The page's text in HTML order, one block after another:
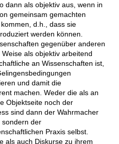
dann als objektiv aus, wenn in
gemeinsam gemachten
d.h., dass sie
werden können.
gegenüber anderen
als objektiv arbeitend
an Wissenschaften ist,
und damit die
machen. Weder die als an
Objektseite noch der
sind dann der Wahrmacher
sondern der
Praxis selbst.
als auch Diskurse zu ihrem